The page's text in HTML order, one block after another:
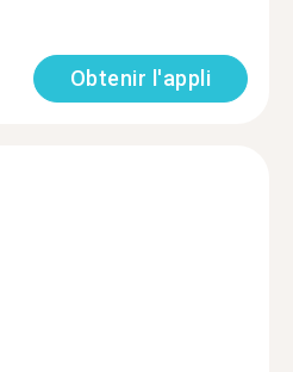
Obtenir l'appli